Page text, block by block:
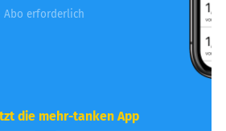
Abo erforderlich
die mehr-tanken App